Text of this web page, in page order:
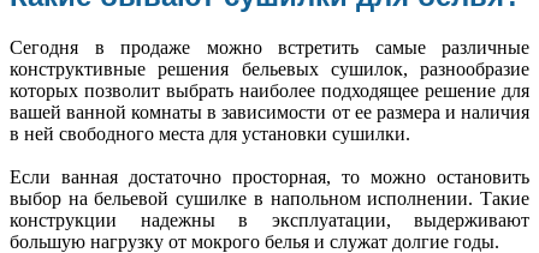
Сегодня в продаже можно встретить самые различные
конструктивные решения бельевых сушилок, разнообразие
которых позволит выбрать наиболее подходящее решение для
вашей ванной комнаты в зависимости от ее размера и наличия
в ней свободного места для установки сушилки.
Если ванная достаточно просторная, то можно остановить
выбор на бельевой сушилке в напольном исполнении. Такие
конструкции надежны в эксплуатации, выдерживают
большую нагрузку от мокрого белья и служат долгие годы.